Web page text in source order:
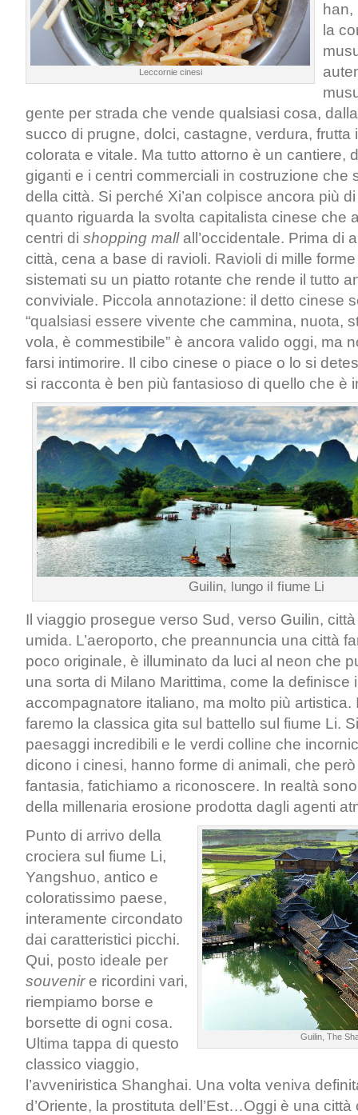
Leccornie cinesi
la
gente per strada che vende qualsiasi cosa,
succo di prugne, dolci, castagne, verdura,
colorata e vitale. Ma tutto attorno è un cantiere,
giganti e i centri commerciali in costruzione che
della città. Si perché Xi’an colpisce ancora più
quanto riguarda la svolta capitalista cinese che
centri di shopping mallall’occidentale. Prima di
città, cena a base di ravioli. Ravioli di mille
sistemati su un piatto rotante che rende il tutto
conviviale. Piccola annotazione: il detto cinese
“qualsiasi essere vivente che cammina, nuota,
vola, è commestibile” è ancora valido oggi, ma
farsi intimorire. Il cibo cinese o piace o lo si
si racconta è ben più fantasioso di quello che è
Guilin, lungo il fiume Li
Il viaggio prosegue verso Sud, verso Guilin,
umida. L’aeroporto, che preannuncia una città
poco originale, è illuminato da luci al neon che
una sorta di Milano Marittima, come la definisce
accompagnatore italiano, ma molto più artistica.
faremo la classica gita sul battello sul fiume Li.
paesaggi incredibili e le verdi colline che
dicono i cinesi, hanno forme di animali, che
fantasia, fatichiamo a riconoscere. In realtà
della millenaria erosione prodotta dagli agenti
Guilin, The
Punto di arrivo della
crociera sul fiume Li,
Yangshuo, antico e
coloratissimo paese,
interamente circondato
dai caratteristici picchi.
Qui, posto ideale per
souvenire ricordini vari,
riempiamo borse e
borsette di ogni cosa.
Ultima tappa di questo
classico viaggio,
l’avveniristica Shanghai. Una volta veniva
d’Oriente, la prostituta dell’Est…Oggi è una città